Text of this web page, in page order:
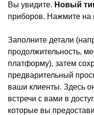
Вы увидите. Новый
приборов. Нажмите на
Заполните детали
продолжительность,
платформу), затем
предварительный
ваши клиенты. Здесь
встречи с вами в
которые вы